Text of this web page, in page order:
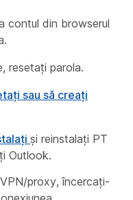
contul din browserul
resetați parola.
sau să creați
și reinstalați PT
Outlook.
proxy, încercați-